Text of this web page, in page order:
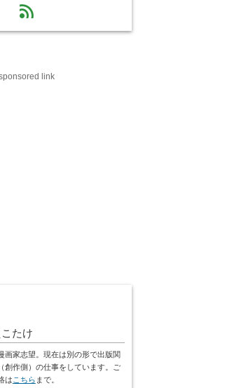
feed
link
こたけ
画家志望。現在は別の形で出版関
創作側）の仕事をしています。ご
は こちら まで。